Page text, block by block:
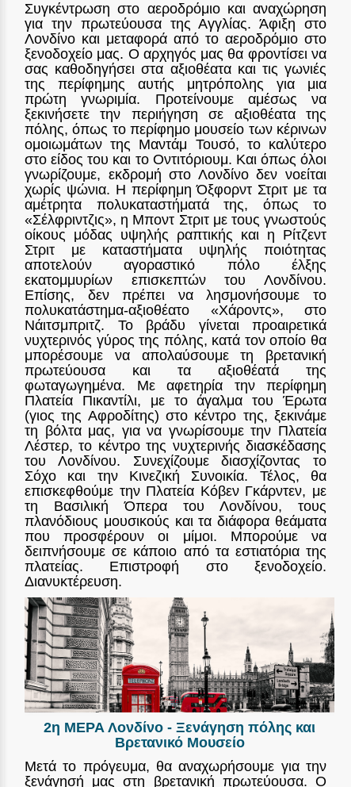
Συγκέντρωση στο αεροδρόμιο και αναχώρηση
για την πρωτεύουσα της Αγγλίας. Άφιξη στο
Λονδίνο και μεταφορά από το αεροδρόμιο στο
ξενοδοχείο μας. Ο αρχηγός μας θα φροντίσει να
σας καθοδηγήσει στα αξιοθέατα και τις γωνιές
της περίφημης αυτής μητρόπολης για μια
πρώτη γνωριμία. Προτείνουμε αμέσως να
ξεκινήσετε την περιήγηση σε αξιοθέατα της
πόλης, όπως το περίφημο μουσείο των κέρινων
ομοιωμάτων της Μαντάμ Τουσό, το καλύτερο
στο είδος του και το Οντιτόριουμ. Και όπως όλοι
γνωρίζουμε, εκδρομή στο Λονδίνο δεν νοείται
χωρίς ψώνια. Η περίφημη Όξφορντ Στριτ με τα
αμέτρητα πολυκαταστήματά της, όπως το
«Σέλφριντζις», η Μποντ Στριτ με τους γνωστούς
οίκους μόδας υψηλής ραπτικής και η Ρίτζεντ
Στριτ με καταστήματα υψηλής ποιότητας
αποτελούν αγοραστικό πόλο έλξης
εκατομμυρίων επισκεπτών του Λονδίνου.
Επίσης, δεν πρέπει να λησμονήσουμε το
πολυκατάστημα-αξιοθέατο «Χάροντς», στο
Νάιτσμπριτζ. Το βράδυ γίνεται προαιρετικά
νυχτερινός γύρος της πόλης, κατά τον οποίο θα
μπορέσουμε να απολαύσουμε τη βρετανική
πρωτεύουσα και τα αξιοθέατά της
φωταγωγημένα. Με αφετηρία την περίφημη
Πλατεία Πικαντίλι, με το άγαλμα του Έρωτα
(γιος της Αφροδίτης) στο κέντρο της, ξεκινάμε
τη βόλτα μας, για να γνωρίσουμε την Πλατεία
Λέστερ, το κέντρο της νυχτερινής διασκέδασης
του Λονδίνου. Συνεχίζουμε διασχίζοντας το
Σόχο και την Κινεζική Συνοικία. Τέλος, θα
επισκεφθούμε την Πλατεία Κόβεν Γκάρντεν, με
τη Βασιλική Όπερα του Λονδίνου, τους
πλανόδιους μουσικούς και τα διάφορα θεάματα
που προσφέρουν οι μίμοι. Μπορούμε να
δειπνήσουμε σε κάποιο από τα εστιατόρια της
πλατείας. Επιστροφή στο ξενοδοχείο.
Διανυκτέρευση.
2η ΜΕΡΑ Λονδίνο - Ξενάγηση πόλης και
Βρετανικό Μουσείο
Μετά το πρόγευμα, θα αναχωρήσουμε για την
ξενάγησή μας στη βρετανική πρωτεύουσα. Ο